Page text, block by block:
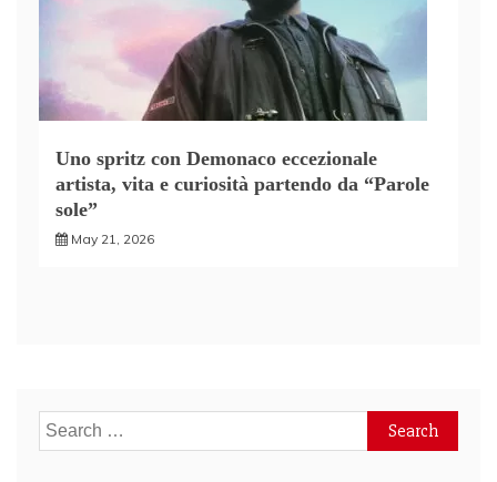
Uno spritz con Demonaco eccezionale
artista, vita e curiosità partendo da “Parole
sole”
May 21, 2026
Search
for: